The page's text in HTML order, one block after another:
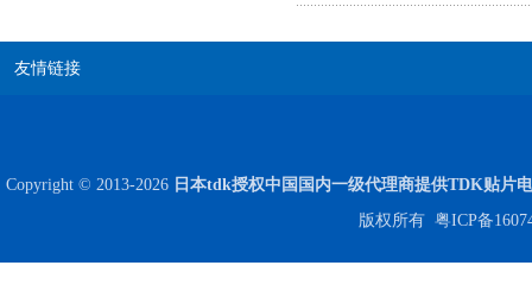
友情链接
Copyright © 2013-2026 日本tdk授权中国国内一级代理商提供TDK贴片
版权所有 粤ICP备